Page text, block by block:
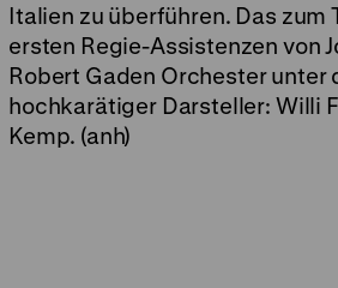
Italien zu überführen. Das zum
ersten Regie-Assistenzen von
Robert Gaden Orchester unter
hochkarätiger Darsteller: Willi
Kemp. (anh)